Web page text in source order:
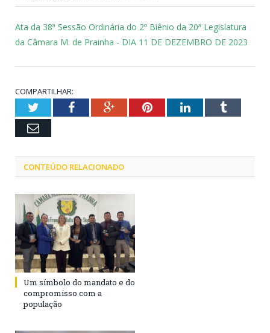
Ata da 38ª Sessão Ordinária do 2º Biênio da 20ª Legislatura
da Câmara M. de Prainha - DIA 11 DE DEZEMBRO DE 2023
COMPARTILHAR:
TwitterFacebookGoogle+PinterestLinkedInTumblr
Email
CONTEÚDO RELACIONADO
Um símbolo do mandato e do
compromisso com a
população